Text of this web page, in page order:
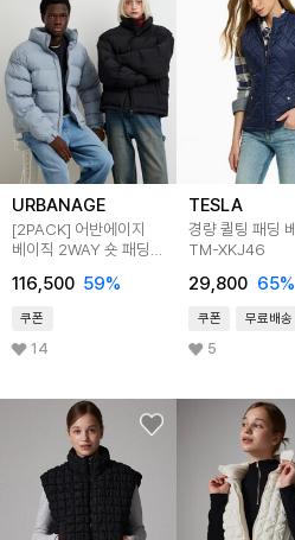
URBANAGE
[2PACK] 어반에이지
베이직 2WAY 숏 패딩
116,500 59%
쿠폰
14
TESLA
경량 퀼팅 패딩 베스트
TM-XKJ46
29,800 65%
쿠폰 무료배송
5